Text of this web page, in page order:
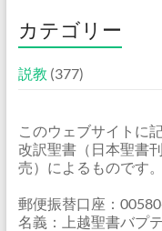
カテゴリー
説教 (377)
このウェブサイトに
改訳聖書（日本聖書
売）によるものです。
郵便振替口座：
名義：上越聖書バプ